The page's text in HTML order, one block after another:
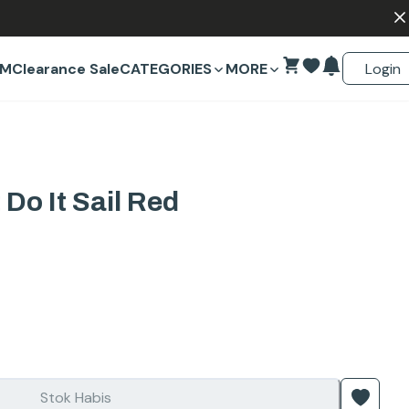
Clearance SaleCATEGORIES MORE Login
It Sail Red
Stok Habis